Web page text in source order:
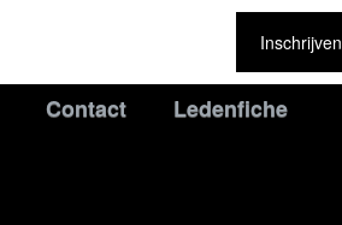
Inschrijven
Contact Ledenfiche